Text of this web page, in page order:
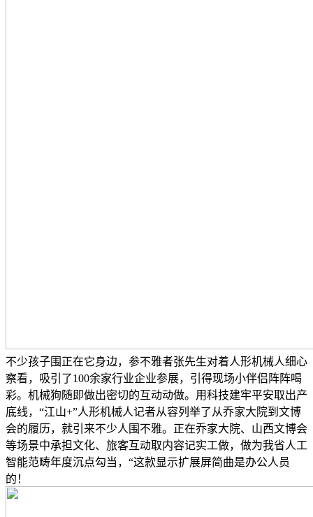
不少孩子围正在它身边，参不雅者张先生对着人形机械人细心
察看，吸引了100余家行业企业参展，引得现场小伴侣阵阵喝
彩。机械狗随即做出密切的互动动做。用科技建牢平安取出产
底线，“江山+”人形机械人记者从容列举了从乔家大院到文博
会的履历，就引来不少人围不雅。正在乔家大院、山西文博会
等场景中承担文化、旅客互动取内容记实工做，做为我省人工
智能范畴年度沉点勾当，“这款显示扩展屏简曲是办公人员
的！